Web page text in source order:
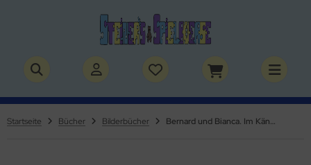
Startseite Bücher Bilderbücher Bernard und Bianca. Im Känguruland